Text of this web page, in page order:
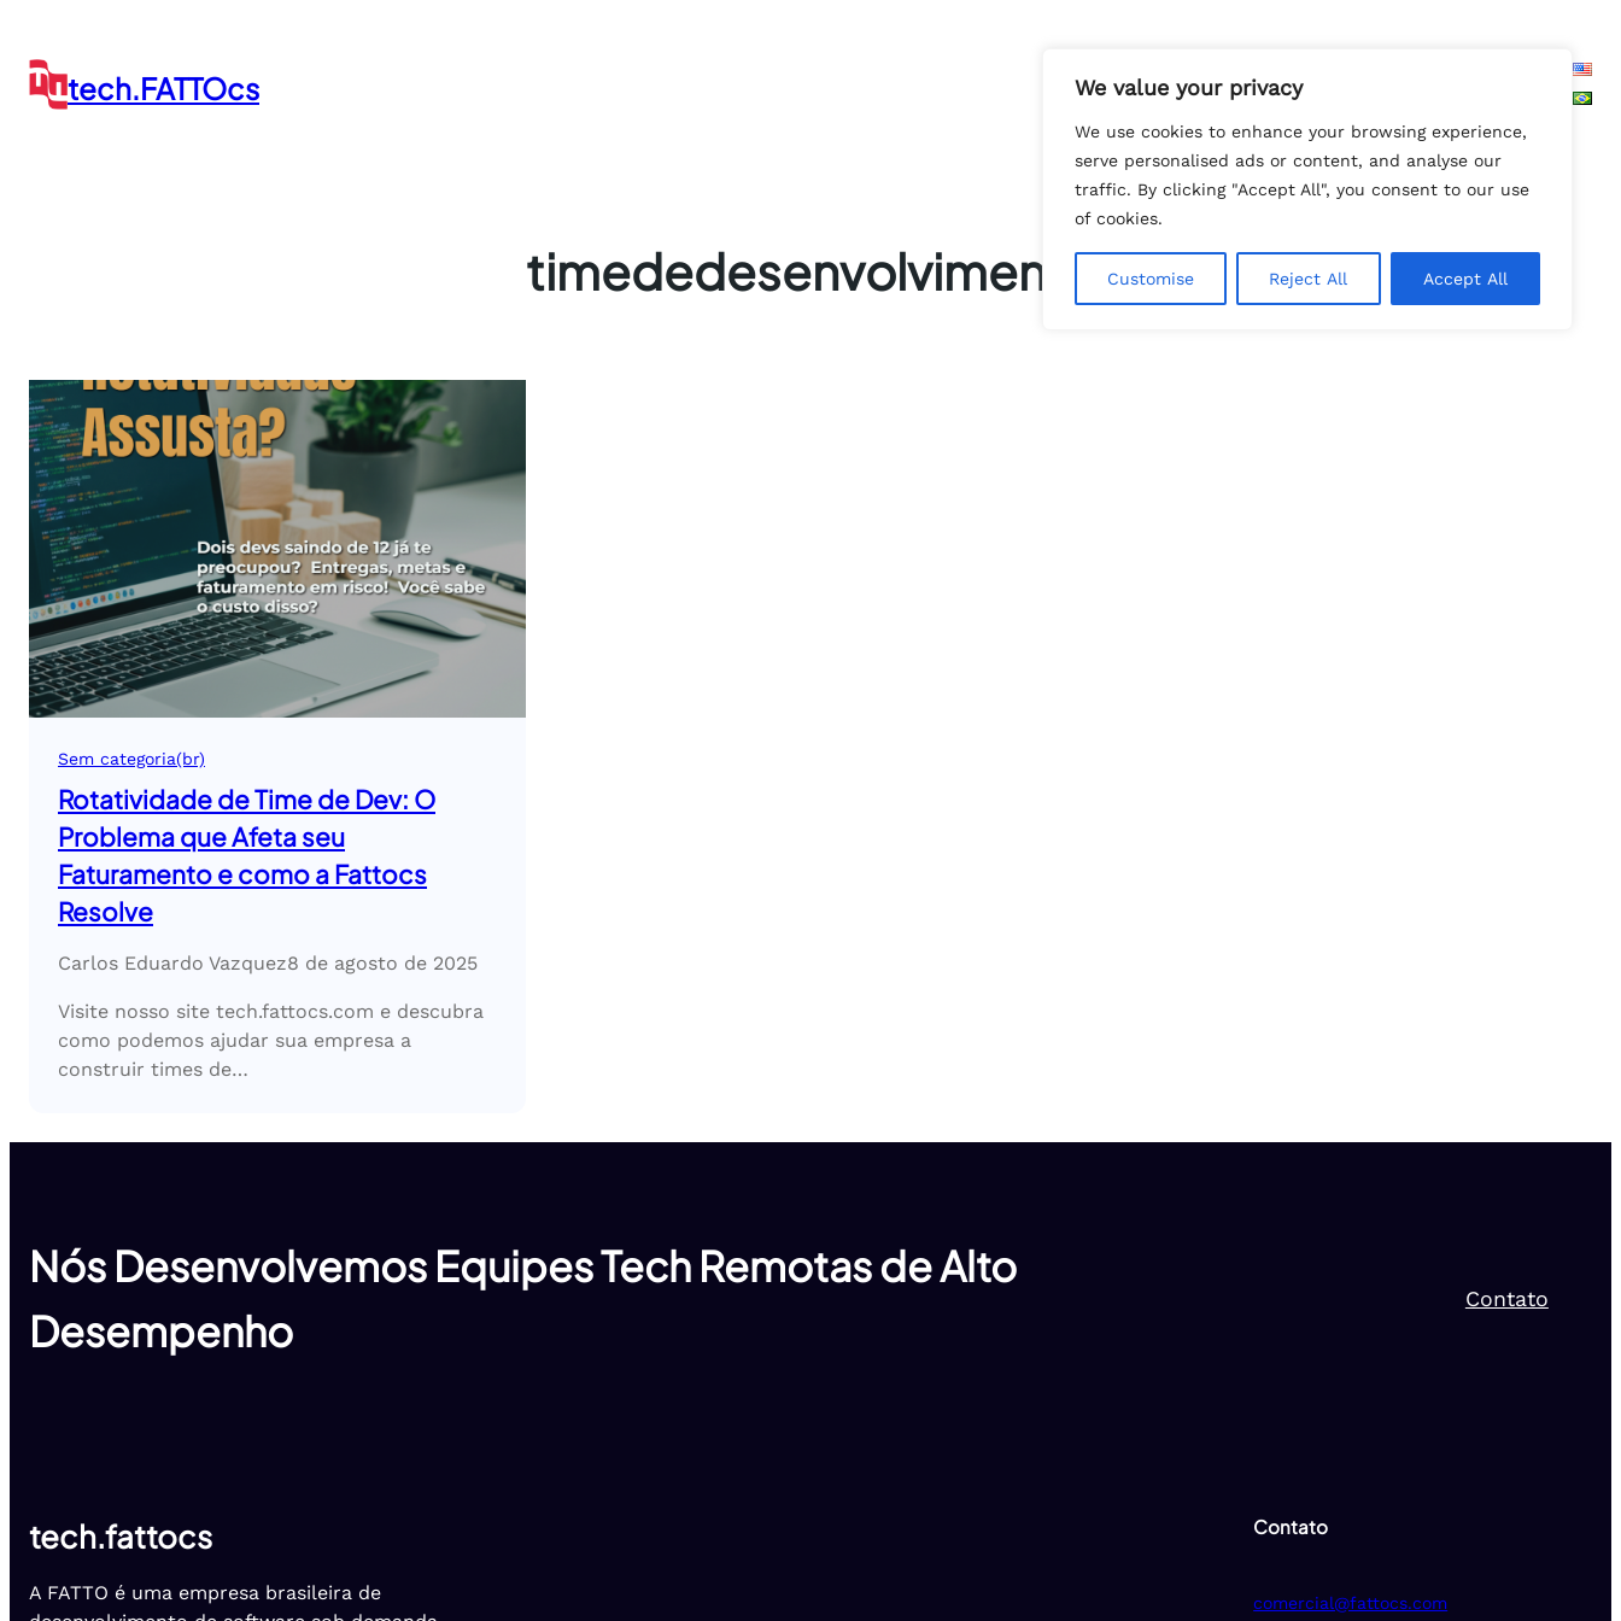
We value your privacy
We use cookies to enhance your browsing experience,
serve personalised ads or content, and analyse our
traffic. By clicking "Accept All", you consent to our use
of cookies.
Customise Reject All Accept All
conteúdo
tech.FATTOcs
timededesenvolvimento
Sem categoria(br)
Rotatividade de Time de Dev: O
Problema que Afeta seu
Faturamento e como a Fattocs
Resolve
Carlos Eduardo Vazquez8 de agosto de 2025
Visite nosso site tech.fattocs.com e descubra
como podemos ajudar sua empresa a
construir times de…
Nós Desenvolvemos Equipes Tech Remotas de Alto
Desempenho
Contato
tech.fattocs
A FATTO é uma empresa brasileira de
Contato
comercial@fattocs.com